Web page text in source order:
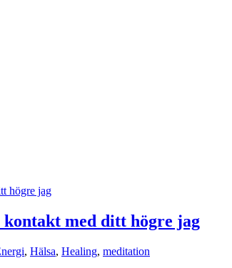
med ditt högre jag
, Hälsa, Healing, meditation